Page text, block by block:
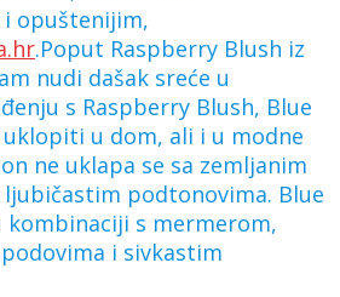
opuštenijim,
.Poput Raspberry Blush iz
nudi dašak sreće u
s Raspberry Blush, Blue
uklopiti u dom, ali i u modne
ne uklapa se sa zemljanim
podtonovima. Blue
kombinaciji s mermerom,
i sivkastim